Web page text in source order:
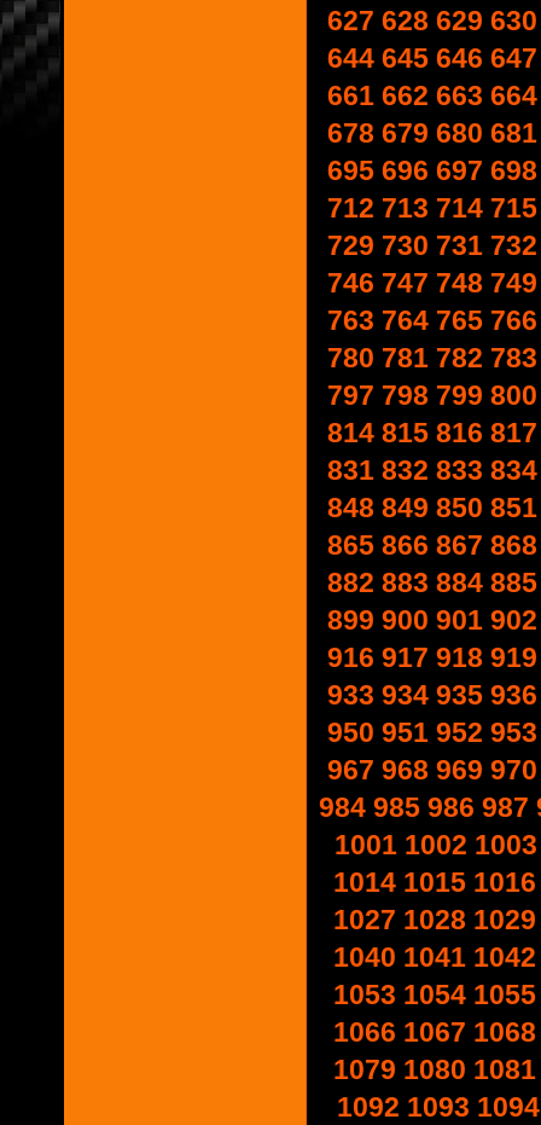
627 628 629 630
644 645 646 647
661 662 663 664
678 679 680 681
695 696 697 698
712 713 714 715
729 730 731 732
746 747 748 749
763 764 765 766
780 781 782 783
797 798 799 800
814 815 816 817
831 832 833 834
848 849 850 851
865 866 867 868
882 883 884 885
899 900 901 902
916 917 918 919
933 934 935 936
950 951 952 953
967 968 969 970
984 985 986 987
1001 1002 1003
1014 1015 1016
1027 1028 1029
1040 1041 1042
1053 1054 1055
1066 1067 1068
1079 1080 1081
1092 1093 1094